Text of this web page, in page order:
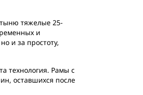
тяжелые 25-
и
и за простоту,
технология. Рамы с
оставшихся после